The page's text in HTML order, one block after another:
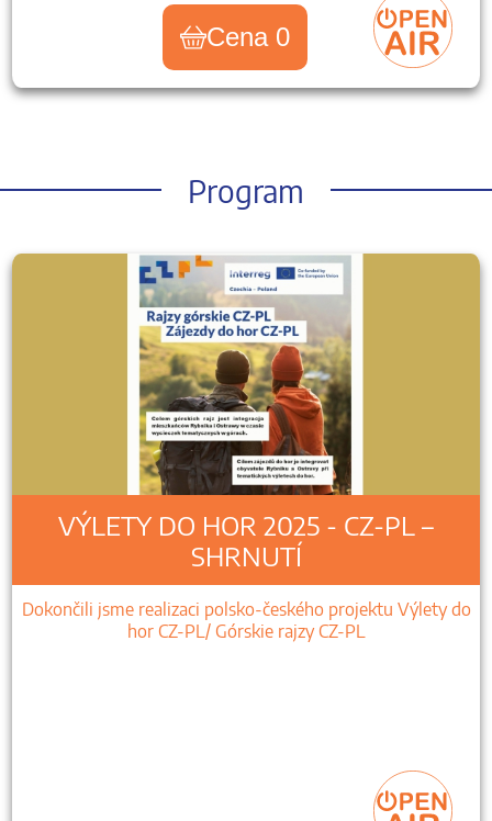
Cena 0
Program
VÝLETY DO HOR 2025 - CZ-PL –
SHRNUTÍ
Dokončili jsme realizaci polsko-českého projektu Výlety do
hor CZ-PL/ Górskie rajzy CZ-PL